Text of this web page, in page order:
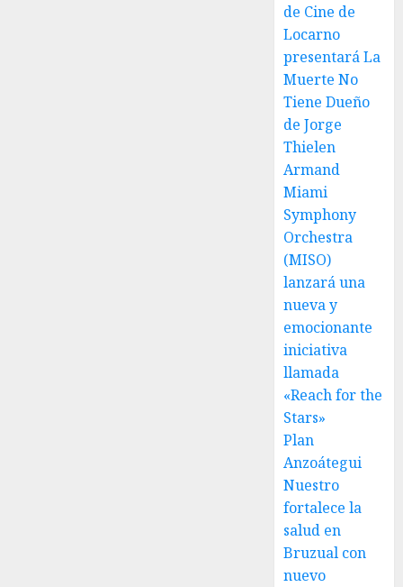
de Cine de
Locarno
presentará La
Muerte No
Tiene Dueño
de Jorge
Thielen
Armand
Miami
Symphony
Orchestra
(MISO)
lanzará una
nueva y
emocionante
iniciativa
llamada
«Reach for the
Stars»
Plan
Anzoátegui
Nuestro
fortalece la
salud en
Bruzual con
nuevo